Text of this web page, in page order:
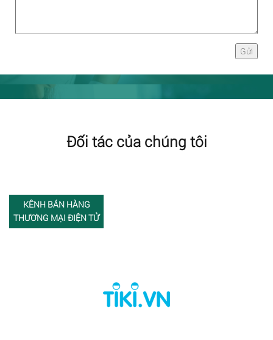
Đối tác của chúng tôi
KÊNH BÁN HÀNG
THƯƠNG MẠI ĐIỆN TỬ